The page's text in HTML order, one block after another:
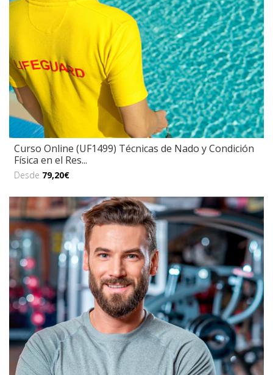
Curso Online (UF1499) Técnicas de Nado y Condición
Física en el Res...
Desde 79,20€